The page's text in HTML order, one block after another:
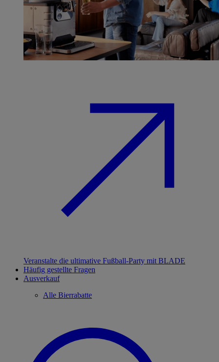
Veranstalte die ultimative Fußball-Party mit BLADE
Häufig gestellte Fragen
Ausverkauf
Alle Bierrabatte